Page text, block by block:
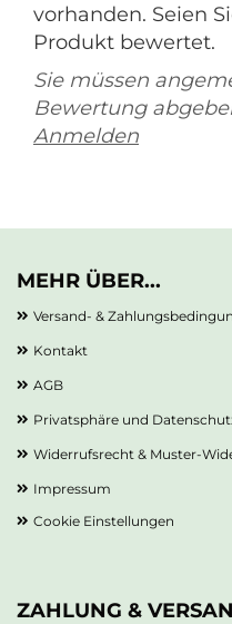
vorhanden. Seien
Produkt bewertet.
Sie müssen
Bewertung
Anmelden
MEHR ÜBER...
Versand- &
Kontakt
AGB
Privatsphäre und
Widerrufsrecht & Muster-
Impressum
Cookie Einstellungen
ZAHLUNG &